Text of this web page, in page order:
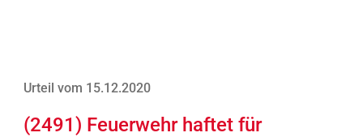
Urteil vom 15.12.2020
(2491) Feuerwehr haftet für